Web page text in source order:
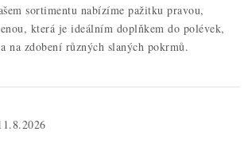
sortimentu nabízíme pažitku pravou,
která je ideálním doplňkem do polévek,
na zdobení různých slaných pokrmů.